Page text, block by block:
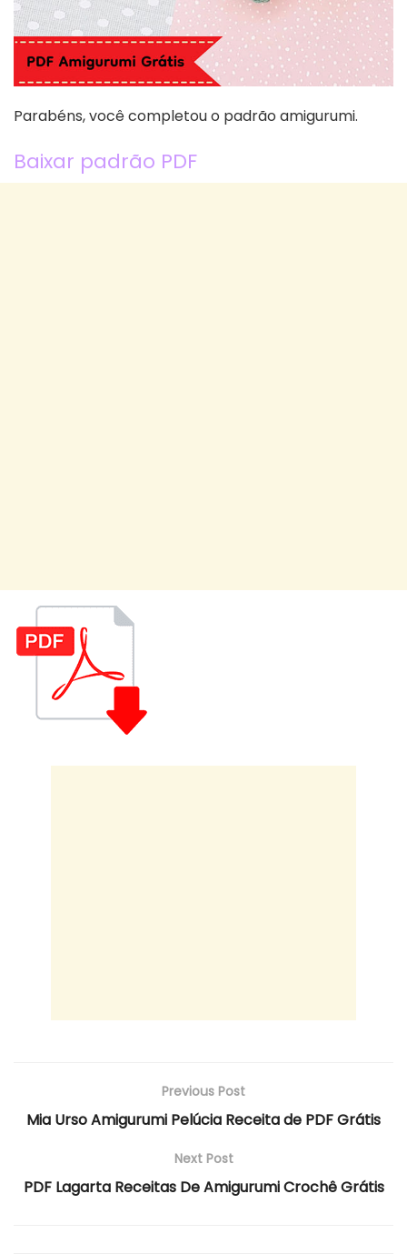
Parabéns, você completou o padrão amigurumi.
Baixar padrão PDF
Previous Post
Mia Urso Amigurumi Pelúcia Receita de PDF Grátis
Next Post
PDF Lagarta Receitas De Amigurumi Crochê Grátis